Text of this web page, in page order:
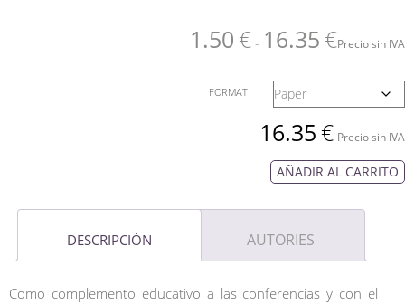
1.50 € - 16.35 €Precio sin IVA
FORMAT
16.35€ Precio sin IVA
AÑADIR AL CARRITO
DESCRIPCIÓN AUTORIES
Como complemento educativo a las conferencias y con el